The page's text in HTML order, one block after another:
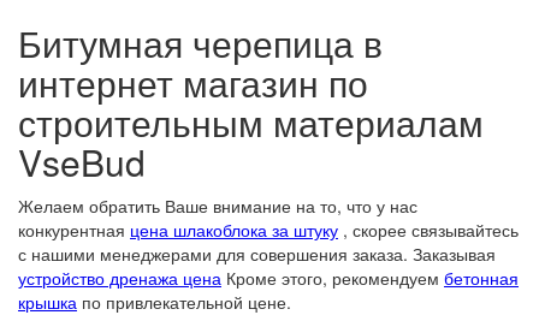
Битумная черепица в
интернет магазин по
строительным материалам
VseBud
Желаем обратить Ваше внимание на то, что у нас
конкурентная цена шлакоблока за штуку , скорее связывайтесь
с нашими менеджерами для совершения заказа. Заказывая
устройство дренажа цена Кроме этого, рекомендуем бетонная
крышка по привлекательной цене.